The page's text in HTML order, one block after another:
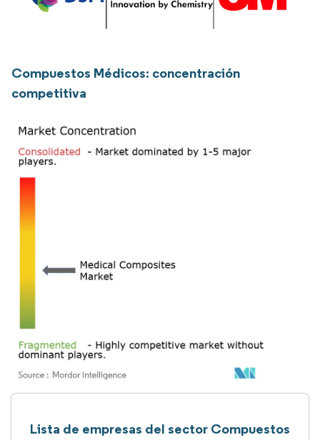
Compuestos Médicos: concentración
competitiva
Lista de empresas del sector Compuestos